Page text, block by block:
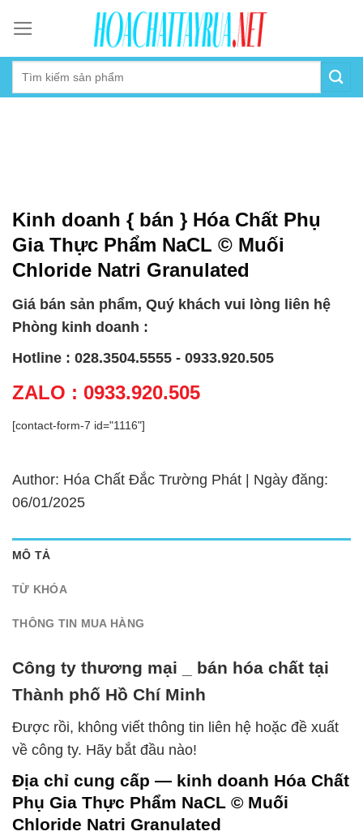
content
Kinh doanh { bán } Hóa Chất Phụ
Gia Thực Phẩm NaCL © Muối
Chloride Natri Granulated
Giá bán sản phẩm, Quý khách vui lòng liên hệ
Phòng kinh doanh :
Hotline : 028.3504.5555 - 0933.920.505
ZALO : 0933.920.505
[contact-form-7 id="1116"]
Author: Hóa Chất Đắc Trường Phát | Ngày đăng:
06/01/2025
MÔ TẢ
TỪ KHÓA
THÔNG TIN MUA HÀNG
Công ty thương mại _ bán hóa chất tại
Thành phố Hồ Chí Minh
Được rồi, không viết thông tin liên hệ hoặc đề xuất
về công ty. Hãy bắt đầu nào!
Địa chỉ cung cấp — kinh doanh Hóa Chất
Phụ Gia Thực Phẩm NaCL © Muối
Chloride Natri Granulated